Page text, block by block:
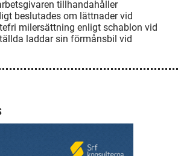
tillhandahåller
beslutades om lättnader vid
milersättning enligt schablon vid
laddar sin förmånsbil vid